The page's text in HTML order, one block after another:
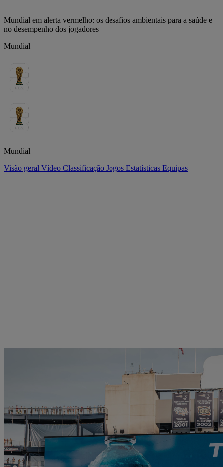
Mundial em alerta vermelho: os desafios ambientais para a saúde e
no desempenho dos jogadores
Mundial
Mundial
Visão geral Vídeo Classificação Jogos Estatísticas Equipas